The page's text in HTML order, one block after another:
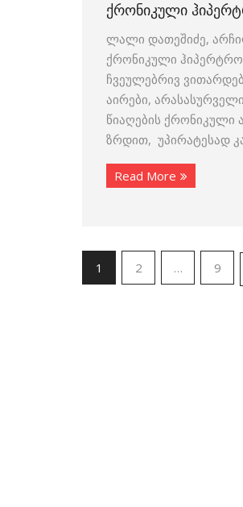
ᲥᲠᲝᲜᲘᲙᲣᲚᲘ
ლალი დათეშიძე,
ქრონიკული
ჩვეულებრივ
აირები,
წიაღების ქრონიკული
ზრდით, უპირატესად
Read More
1 2 … 9